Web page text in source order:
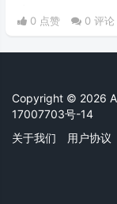
指，于是奥尼尔
起打球都能拿到
这句话充满了讽
0 点赞 0 评论
Copyright © 2026
17007703号-14
关于我们
用户协议